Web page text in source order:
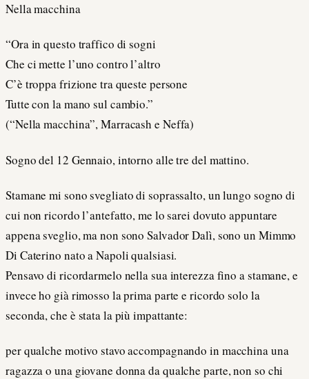
Nella macchina
“Ora in questo traffico di sogni
Che ci mette l’uno contro l’altro
C’è troppa frizione tra queste persone
Tutte con la mano sul cambio.”
(“Nella macchina”, Marracash e Neffa)
Sogno del 12 Gennaio, intorno alle tre del mattino.
Stamane mi sono svegliato di soprassalto, un lungo sogno di
cui non ricordo l’antefatto, me lo sarei dovuto appuntare
appena sveglio, ma non sono Salvador Dalì, sono un Mimmo
Di Caterino nato a Napoli qualsiasi.
Pensavo di ricordarmelo nella sua interezza fino a stamane, e
invece ho già rimosso la prima parte e ricordo solo la
seconda, che è stata la più impattante:
per qualche motivo stavo accompagnando in macchina una
ragazza o una giovane donna da qualche parte, non so chi